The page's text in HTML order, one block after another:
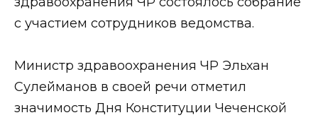
с участием сотрудников ведомства.
Министр здравоохранения ЧР Эльхан
Сулейманов в своей речи отметил
значимость Дня Конституции Чеченской